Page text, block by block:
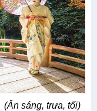
(Ăn sáng, trưa, tối)